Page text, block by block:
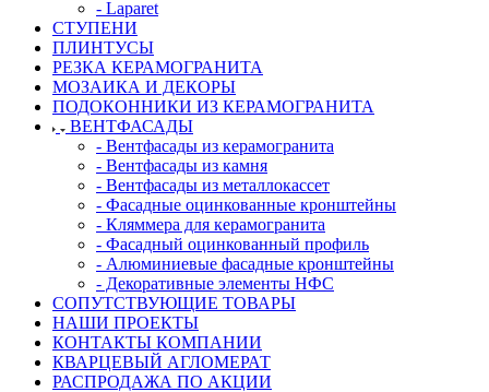
- Laparet
СТУПЕНИ
ПЛИНТУСЫ
РЕЗКА КЕРАМОГРАНИТА
МОЗАИКА И ДЕКОРЫ
ПОДОКОННИКИ ИЗ КЕРАМОГРАНИТА
ВЕНТФАСАДЫ
- Вентфасады из керамогранита
- Вентфасады из камня
- Вентфасады из металлокассет
- Фасадные оцинкованные кронштейны
- Кляммера для керамогранита
- Фасадный оцинкованный профиль
- Алюминиевые фасадные кронштейны
- Декоративные элементы НФС
СОПУТСТВУЮЩИЕ ТОВАРЫ
НАШИ ПРОЕКТЫ
КОНТАКТЫ КОМПАНИИ
КВАРЦЕВЫЙ АГЛОМЕРАТ
РАСПРОДАЖА ПО АКЦИИ